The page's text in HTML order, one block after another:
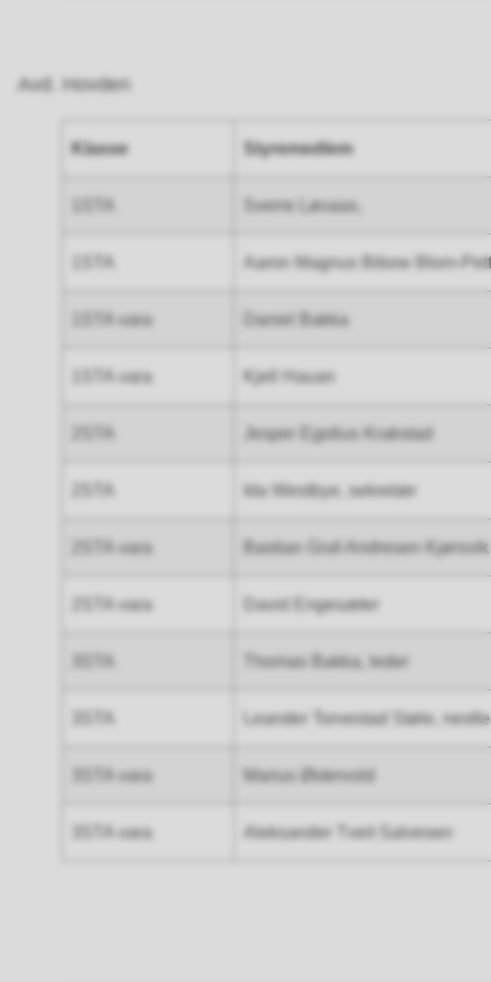
Avd. Hovden
Klasse Styremedlem
1STA Sverre Løvaas,
1STA Aaron Magnus Bibow Blom-
1STA vara Daniel Bakka
1STA vara Kjell Hauan
2STA Jesper Egidius Krakstad
2STA Ida Westbye, sekretær
2STA vara Bastian Graf-Andresen Kjørsvik
2STA vara David Engesæter
3STA Thomas Bakka, leder
3STA Leander Torvestad Støle,
3STA vara Marius Østervold
3STA vara Aleksander Tveit Salvesen